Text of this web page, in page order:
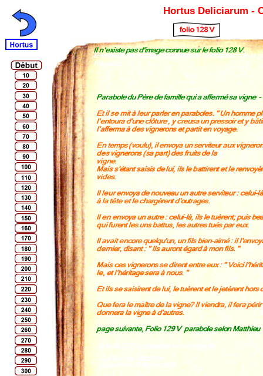
Hortus Deliciarum -